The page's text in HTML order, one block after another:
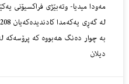
مەودا میدیا- وتەبێژی فراکسیۆنی
بە چوار دەنگ هەبووە کە پرۆسەکە
دیلان